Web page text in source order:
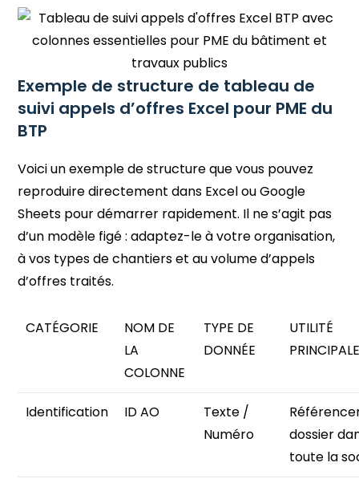
Exemple de structure de tableau de
suivi appels d’offres Excel pour PME du
BTP
Voici un exemple de structure que vous pouvez
reproduire directement dans Excel ou Google
Sheets pour démarrer rapidement. Il ne s’agit pas
d’un modèle figé : adaptez-le à votre organisation,
à vos types de chantiers et au volume d’appels
d’offres traités.
CATÉGORIE
NOM DE
LA
COLONNE
TYPE DE
DONNÉE
UTILITÉ
Identification ID AO
Texte /
Numéro
dossier
toute la